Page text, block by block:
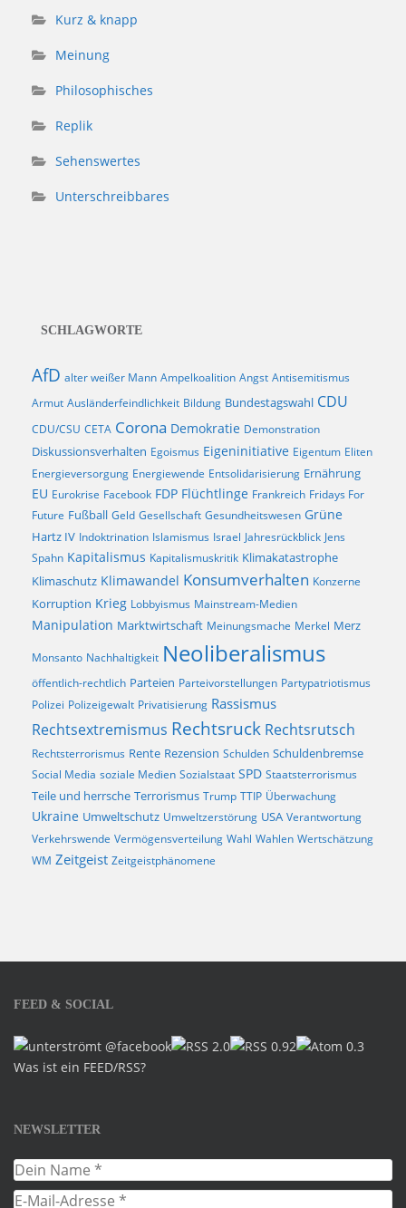
Kurz & knapp
Meinung
Philosophisches
Replik
Sehenswertes
Unterschreibbares
SCHLAGWORTE
AfD alter weißer Mann Ampelkoalition Angst Antisemitismus
Armut Ausländerfeindlichkeit Bildung Bundestagswahl CDU
CDU/CSU CETA Corona Demokratie Demonstration
Diskussionsverhalten Egoismus Eigeninitiative Eigentum Eliten
Energieversorgung Energiewende Entsolidarisierung Ernährung
EU Eurokrise Facebook FDP Flüchtlinge Frankreich Fridays For
Future Fußball Geld Gesellschaft Gesundheitswesen Grüne
Hartz IV Indoktrination Islamismus Israel Jahresrückblick Jens
Spahn Kapitalismus Kapitalismuskritik Klimakatastrophe
Klimaschutz Klimawandel Konsumverhalten Konzerne
Korruption Krieg Lobbyismus Mainstream-Medien
Manipulation Marktwirtschaft Meinungsmache Merkel Merz
Monsanto Nachhaltigkeit Neoliberalismus
öffentlich-rechtlich Parteien Parteivorstellungen Partypatriotismus
Polizei Polizeigewalt Privatisierung Rassismus
Rechtsextremismus Rechtsruck Rechtsrutsch
Rechtsterrorismus Rente Rezension Schulden Schuldenbremse
Social Media soziale Medien Sozialstaat SPD Staatsterrorismus
Teile und herrsche Terrorismus Trump TTIP Überwachung
Ukraine Umweltschutz Umweltzerstörung USA Verantwortung
Verkehrswende Vermögensverteilung Wahl Wahlen Wertschätzung
WM Zeitgeist Zeitgeistphänomene
FEED & SOCIAL
Was ist ein FEED/RSS?
NEWSLETTER